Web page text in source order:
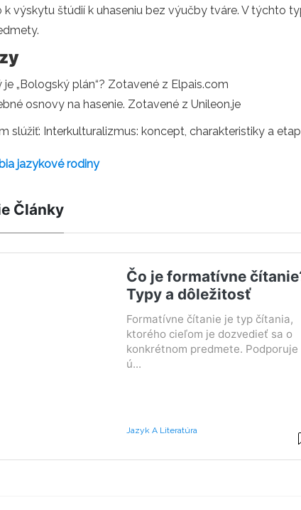
k výskytu štúdií k uhaseniu bez výučby tváre. V týchto
je „Bologský plán“? Zotavené z Elpais.com
osnovy na hasenie. Zotavené z Unileon.je
slúžiť: Interkulturalizmus: koncept, charakteristiky a
jazykové rodiny
Články
Čo je formatívne
Typy a dôležitosť
Formatívne čítanie je typ čítania,
ktorého cieľom je dozvedieť sa o
konkrétnom predmete. Podporuje
ú...
Jazyk A Literatúra